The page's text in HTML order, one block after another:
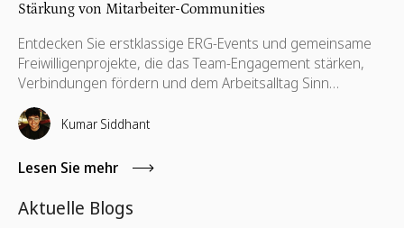
Stärkung von Mitarbeiter-Communities
Entdecken Sie erstklassige ERG-Events und gemeinsame
Freiwilligenprojekte, die das Team-Engagement stärken,
Verbindungen fördern und dem Arbeitsalltag Sinn
verleihen.
Kumar Siddhant
Lesen Sie mehr
Aktuelle Blogs